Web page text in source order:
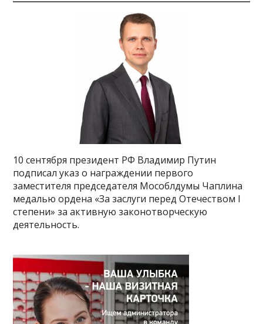
10 сентября президент РФ Владимир Путин
подписал указ о награждении первого
заместителя председателя Мособлдумы Чаплина
медалью ордена «За заслуги перед Отечеством I
степени» за активную законотворческую
деятельность.